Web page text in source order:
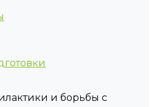
и борьбы с